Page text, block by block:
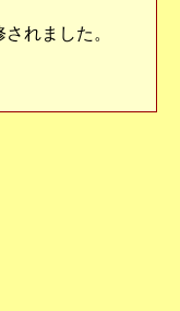
れました。